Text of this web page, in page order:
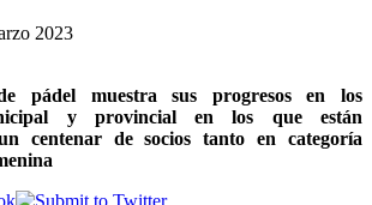
2023
pádel muestra sus progresos en los
y provincial en los que están
centenar de socios tanto en categoría